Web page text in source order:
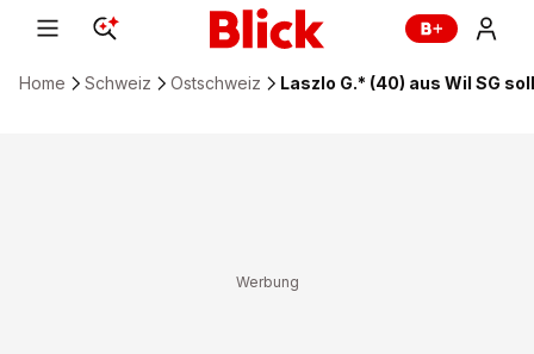
Home Schweiz Ostschweiz Laszlo G.* (40) aus Wil SG